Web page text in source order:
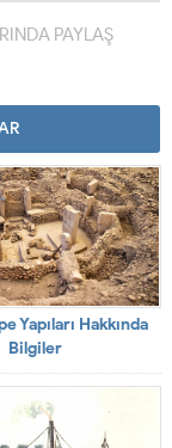
PAYLAŞ
Yapıları Hakkında
Bilgiler